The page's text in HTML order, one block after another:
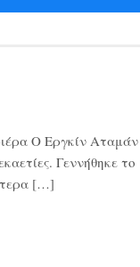
Ο Εργκίν Αταμάν
[…]